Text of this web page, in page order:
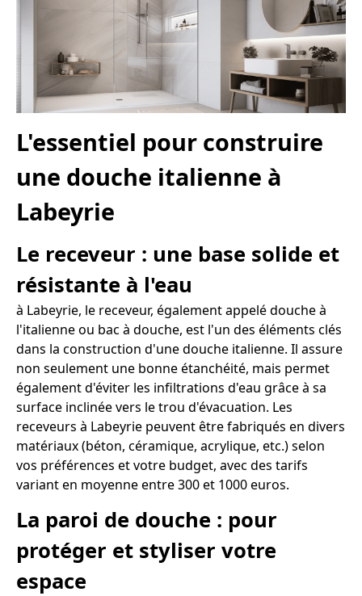
L'essentiel pour construire
une douche italienne à
Labeyrie
Le receveur : une base solide et
résistante à l'eau
à Labeyrie, le receveur, également appelé douche à
l'italienne ou bac à douche, est l'un des éléments clés
dans la construction d'une douche italienne. Il assure
non seulement une bonne étanchéité, mais permet
également d'éviter les infiltrations d'eau grâce à sa
surface inclinée vers le trou d'évacuation. Les
receveurs à Labeyrie peuvent être fabriqués en divers
matériaux (béton, céramique, acrylique, etc.) selon
vos préférences et votre budget, avec des tarifs
variant en moyenne entre 300 et 1000 euros.
La paroi de douche : pour
protéger et styliser votre
espace